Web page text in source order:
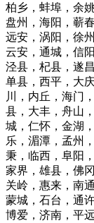
柏乡，蚌埠，余
盘州，海阳，蕲
远安，涡阳，徐
云安，通城，信
泾县，杞县，遂
单县，西平，大
川，内丘，海门
县，大丰，舟山
城，仁怀，金湖
乐，湄潭，孟州
秉，临西，阜阳
家界，雄县，佛
关岭，惠来，南
蒙城，石台，通
博爱，济南，平